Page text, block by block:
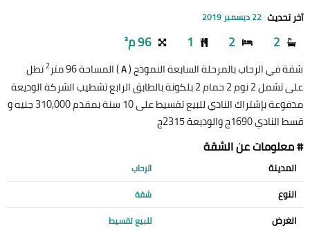
آخر تحديث 22 ديسمبر 2019
2
2
1 96 م²
شقة في الرحاب بالمرحلة السابعة النموذج (A) المساحة 96 متر 2تطل
على تشمل 2 نوم 2 حمام 2 بلكونة بالطابق الرابع تشطيب الشركة الوديعة
مدفوعة بإشتراك النادي للبيع تقسيط على 10 سنة بمقدم 310,000 جنيه و
قسط النادي 1690ج والوديعة 2315ج
# معلومات عن الشقة
المدينة الرحاب
النوع شقة
الغرض للبيع تقسيط